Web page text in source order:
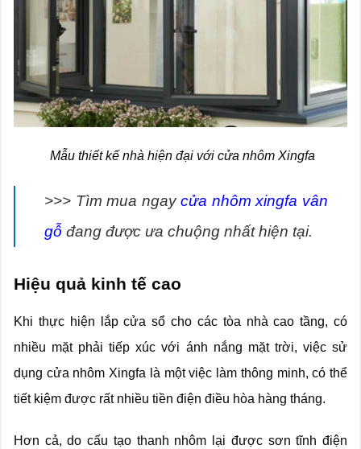
Mẫu thiết kế nhà hiện đại với cửa nhôm Xingfa
>>> Tìm mua ngaycửa nhôm xingfa vân
gỗ đang được ưa chuộng nhất hiện tại.
Hiệu quả kinh tế cao
Khi thực hiện lắp cửa sổ cho các tòa nhà cao tầng, có
nhiều mặt phải tiếp xúc với ánh nắng mặt trời, việc sử
dụng cửa nhôm Xingfa là một việc làm thông minh, có thể
tiết kiệm được rất nhiều tiền điện điều hòa hàng tháng.
Hơn cả, do cấu tạo thanh nhôm lại được sơn tĩnh điện